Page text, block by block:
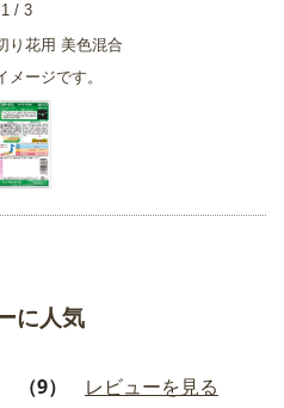
り花用 美色混合
ージです。
1 / 3
に人気
（9） レビューを見る